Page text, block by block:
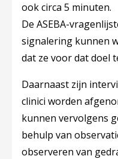
ook circa 5 minuten.
De ASEBA-
signalering kunnen
dat ze voor dat doel
Daarnaast zijn
clinici worden
kunnen vervolgens
behulp van
observeren van